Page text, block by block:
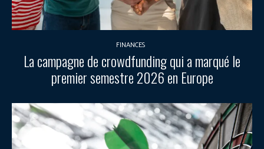
FINANCES
La campagne de crowdfunding qui a marqué le
premier semestre 2026 en Europe